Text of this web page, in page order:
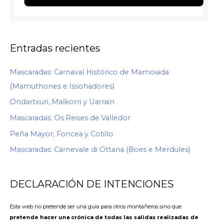
Entradas recientes
Mascaradas: Carnaval Histórico de Mamoiada
(Mamuthones e Issohadores)
Ondartxuri, Malkorri y Uarrain
Mascaradas: Os Reises de Valledor
Peña Mayor, Foncea y Cotillo
Mascaradas: Carnevale di Ottana (Boes e Merdules)
DECLARACIÓN DE INTENCIONES
Esta web no pretende ser una guía para otros montañeros sino que
pretende hacer una crónica de todas las salidas realizadas de